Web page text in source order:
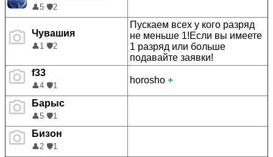
👤5 🛡️2
Чувашия
👤1 🛡️2
Пускаем всех у кого разряд
не меньше 1!Если вы имеете
1 разряд или больше
подавайте заявки!
f33
👤4 🛡️1
horosho +
Барыс
👤5 🛡️1
Бизон
👤2 🛡️1